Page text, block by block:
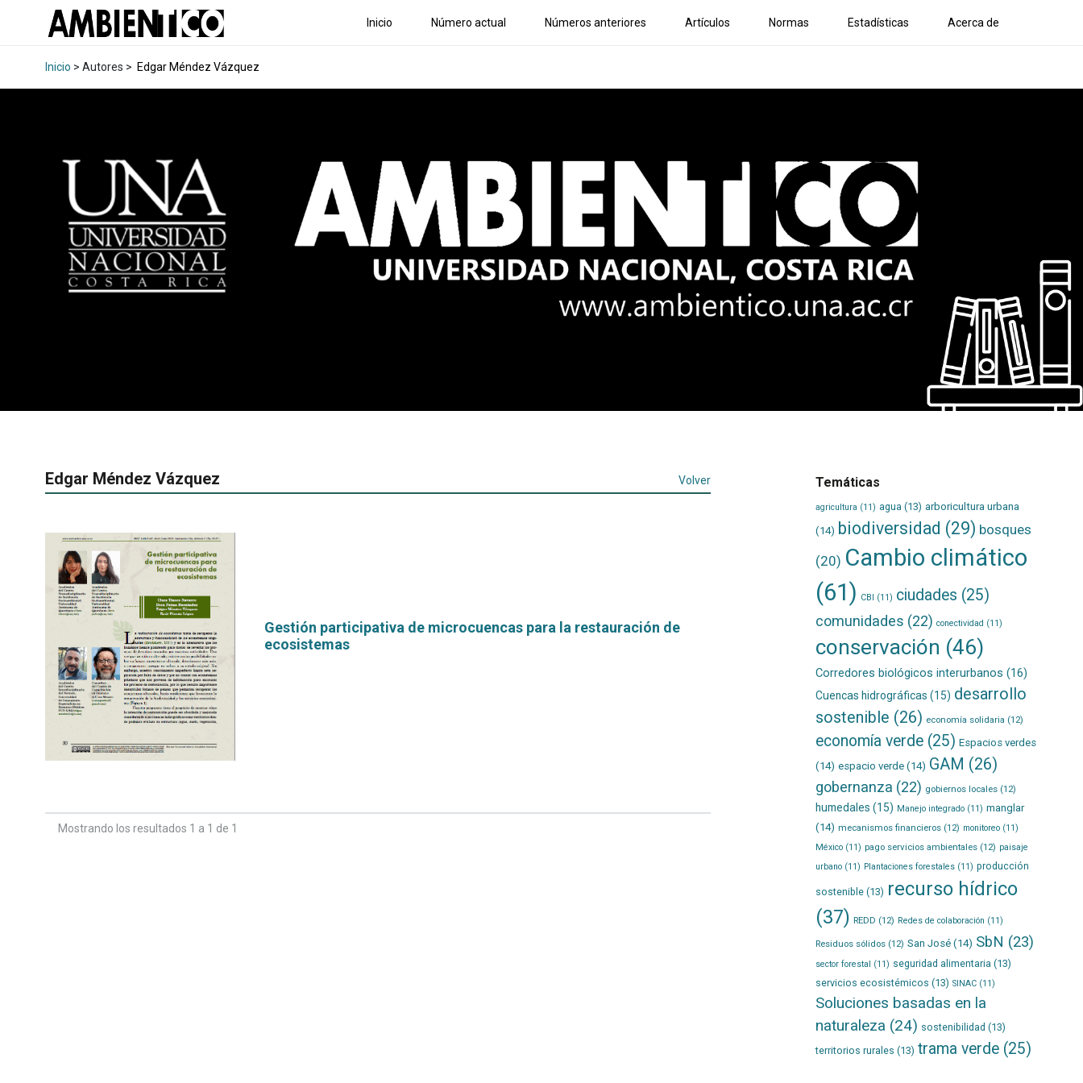
Inicio Número actual Números anteriores Artículos Normas Estadísticas Acerca de
Inicio > Autores > Edgar Méndez Vázquez
Edgar Méndez Vázquez Volver
Gestión participativa de microcuencas para la restauración de
ecosistemas
Mostrando los resultados 1 a 1 de 1
Temáticas
agricultura (11) agua (13) arboricultura urbana
(14) biodiversidad (29) bosques
(20) Cambio climático
(61) CBI (11) ciudades (25)
comunidades (22) conectividad (11)
conservación (46)
Corredores biológicos interurbanos (16)
Cuencas hidrográficas (15) desarrollo
sostenible (26) economía solidaria (12)
economía verde(25) Espacios verdes
(14) espacio verde(14) GAM (26)
gobernanza (22) gobiernos locales(12)
humedales (15) Manejo integrado(11) manglar
(14) mecanismos financieros(12) monitoreo(11)
México(11) pago servicios ambientales(12) paisaje
urbano(11) Plantaciones forestales(11) producción
sostenible(13) recurso hídrico
(37) REDD (12) Redes de colaboración (11)
Residuos sólidos(12) San José(14) SbN (23)
sector forestal (11) seguridad alimentaria (13)
servicios ecosistémicos (13) SINAC(11)
Soluciones basadas en la
naturaleza (24) sostenibilidad (13)
territorios rurales (13) trama verde(25)